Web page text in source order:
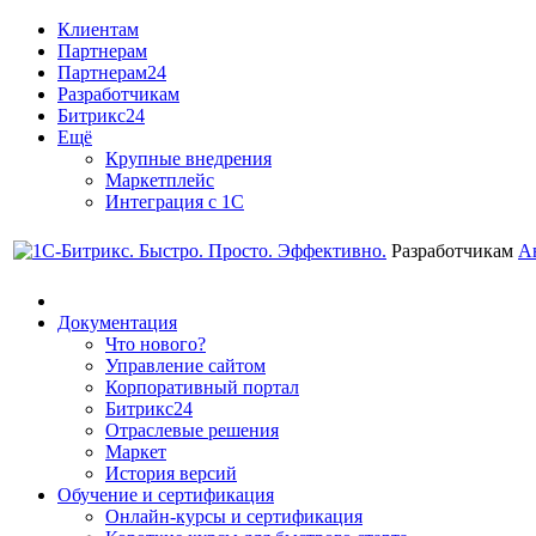
Клиентам
Партнерам
Партнерам24
Разработчикам
Битрикс24
Ещё
Крупные внедрения
Маркетплейс
Интеграция с 1С
Разработчикам
Документация
Что нового?
Управление сайтом
Корпоративный портал
Битрикс24
Отраслевые решения
Маркет
История версий
Обучение и сертификация
Онлайн-курсы и сертификация